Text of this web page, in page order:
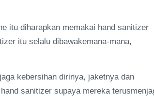
itu diharapkan memakai hand sanitizer
itu selalu dibawakemana-mana,
kebersihan dirinya, jaketnya dan
sanitizer supaya mereka